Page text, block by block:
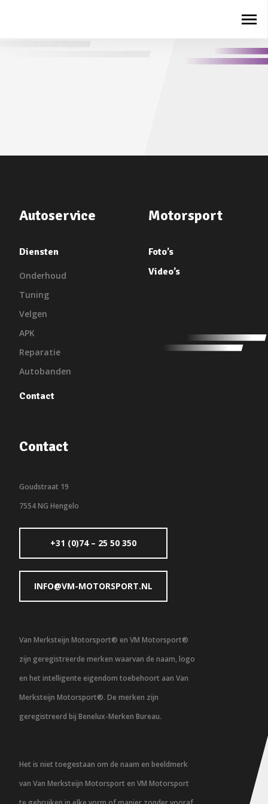
Autoservice
Diensten
Onderhoud
Tuning
Velgen
APK
Reparatie
Autobanden
Contact
Motorsport
Foto’s
Video’s
Contact
Goudstraat 19
7554 NG Hengelo
+31 (0)74 – 25 50 350
INFO@VM-MOTORSPORT.NL
Van Merksteijn Motorsport® en VM Motorsport®
zijn geregistreerde merken waarvan de naam, logo
en het intelligente eigendom toebehoort aan Van
Merksteijn Motorsport®. De merken zijn
geregistreerd bij Benelux-Merken Bureau.
Het is niet toegestaan om de naam en beeldmerk
van Van Merksteijn Motorsport en VM Motorsport